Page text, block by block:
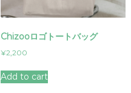
Chizooロゴトートバッグ
¥2,200
Add to cart